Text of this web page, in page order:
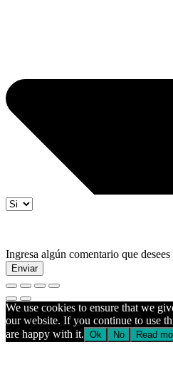
Ingresa algún comentario que desees
Enviar
We use cookies to ensure that we
our website. If you continue to use
are happy with it. Ok No Read